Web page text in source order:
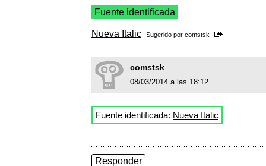
Fuente identificada
Nueva Italic Sugerido por comstsk
comstsk
08/03/2014 a las 18:12
Fuente identificada: Nueva Italic
Responder